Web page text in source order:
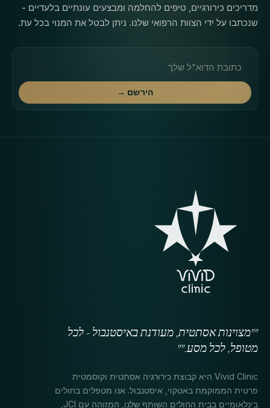
מדריכים כירורגיים, טיפים להחלמה ומבצעים עונתיים בלעדיים -
שנכתבו על ידי הצוות הרפואי שלנו. ניתן לבטל את המנוי בכל עת.
הירשם →
""מצוינות אסתטית, מעודנת באיסטנבול - לכל
מטופל, לכל מסע.""
Vivid Clinic היא קבוצת כירורגיה אסתטית וקוסמטית
פרטית הממוקמת באטקוי, איסטנבול. אנו מטפלים בחולים